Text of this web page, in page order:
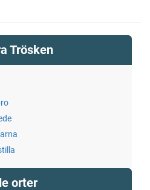
Trösken
orter